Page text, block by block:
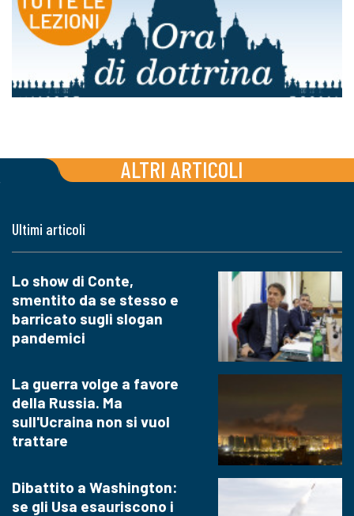
ALTRI ARTICOLI
Ultimi articoli
Lo show di Conte,
smentito da se stesso e
barricato sugli slogan
pandemici
La guerra volge a favore
della Russia. Ma
sull'Ucraina non si vuol
trattare
Dibattito a Washington:
se gli Usa esauriscono i